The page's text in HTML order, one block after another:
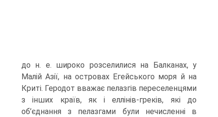
до н. е. широко розселилися на Балканах, у
Малій Азії, на островах Егейського моря й на
Криті. Геродот вважає пелазгів переселенцями
з інших країв, як і еллінів-греків, які до
об’єднання з пелазгами були нечисленні в